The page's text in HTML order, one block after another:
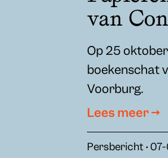
van
Op 25
boekenschat
Voorburg.
Lees meer →
Persbericht •